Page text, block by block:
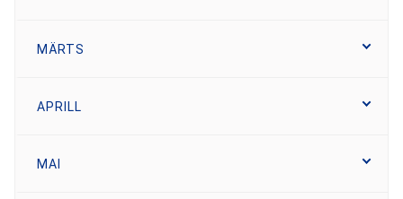
MÄRTS
APRILL
MAI